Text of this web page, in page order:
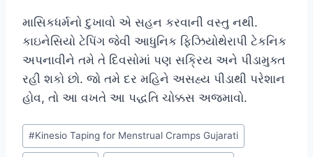
માસિકધર્મનો દુખાવો એ સહન કરવાની વસ્તુ નથી.
કાઇનેસિયો ટેપિંગ જેવી આધુનિક ફિઝિયોથેરાપી ટેકનિક
અપનાવીને તમે તે દિવસોમાં પણ સક્રિય અને પીડામુક્ત
રહી શકો છો. જો તમે દર મહિને અસહ્ય પીડાથી પરેશાન
હોવ, તો આ વખતે આ પદ્ધતિ ચોક્કસ અજમાવો.
Post
Tags:
#Kinesio Taping for Menstrual Cramps Gujarati